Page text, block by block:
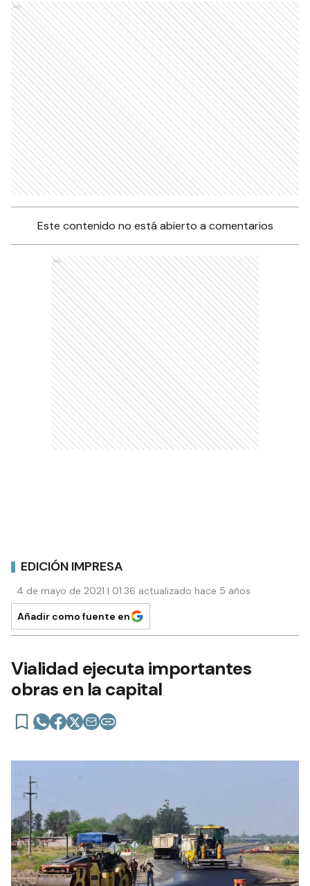
Ads
Este contenido no está abierto a comentarios
Ads
EDICIÓN IMPRESA
4 de mayo de 2021 | 01:36 actualizado hace 5 años
Añadir como fuente en
Vialidad ejecuta importantes
obras en la capital